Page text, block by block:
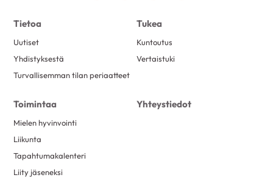
Tietoa
Uutiset
Yhdistyksestä
Turvallisemman tilan periaatteet
Tukea
Kuntoutus
Vertaistuki
Toimintaa
Mielen hyvinvointi
Liikunta
Tapahtumakalenteri
Liity jäseneksi
Yhteystiedot